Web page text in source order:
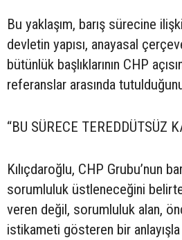
Bu yaklaşım, barış sürecine
devletin yapısı, anayasal
bütünlük başlıklarının CHP
referanslar arasında
“BU SÜRECE TEREDDÜTSÜZ
Kılıçdaroğlu, CHP Grubu’nun
sorumluluk üstleneceğini
veren değil, sorumluluk alan,
istikameti gösteren bir